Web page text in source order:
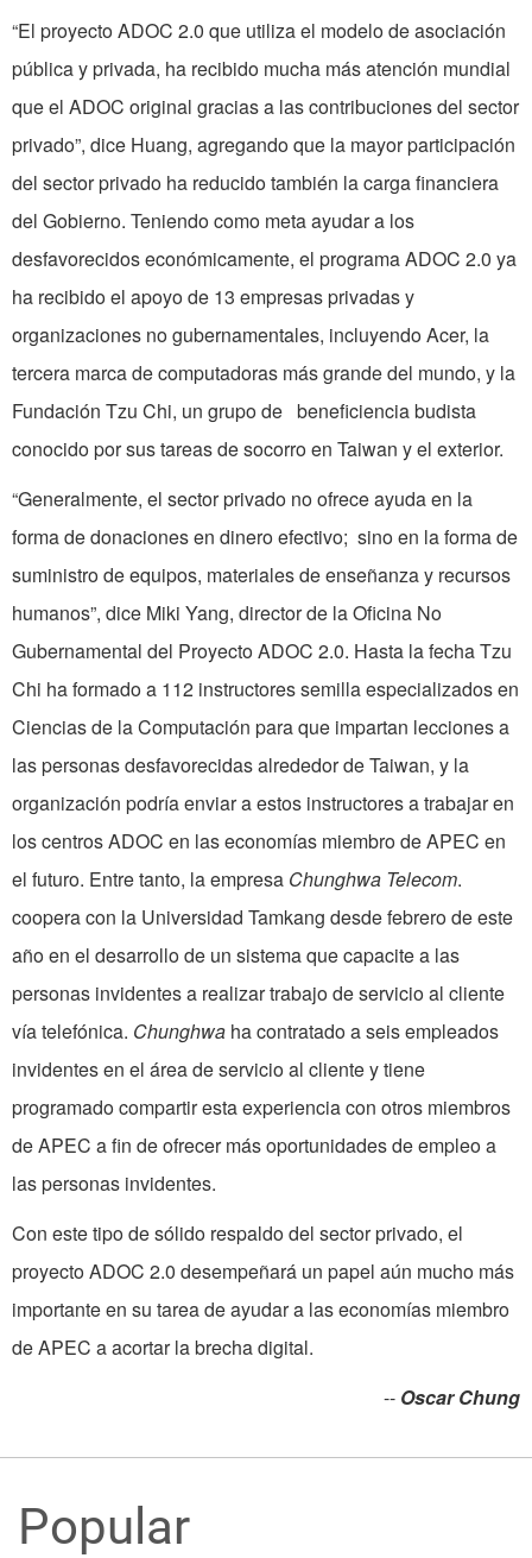
“El proyecto ADOC 2.0 que utiliza el modelo de asociación
pública y privada, ha recibido mucha más atención mundial
que el ADOC original gracias a las contribuciones del sector
privado”, dice Huang, agregando que la mayor participación
del sector privado ha reducido también la carga financiera
del Gobierno. Teniendo como meta ayudar a los
desfavorecidos económicamente, el programa ADOC 2.0 ya
ha recibido el apoyo de 13 empresas privadas y
organizaciones no gubernamentales, incluyendo Acer, la
tercera marca de computadoras más grande del mundo, y la
Fundación Tzu Chi, un grupo de beneficiencia budista
conocido por sus tareas de socorro en Taiwan y el exterior.
“Generalmente, el sector privado no ofrece ayuda en la
forma de donaciones en dinero efectivo; sino en la forma de
suministro de equipos, materiales de enseñanza y recursos
humanos”, dice Miki Yang, director de la Oficina No
Gubernamental del Proyecto ADOC 2.0. Hasta la fecha Tzu
Chi ha formado a 112 instructores semilla especializados en
Ciencias de la Computación para que impartan lecciones a
las personas desfavorecidas alrededor de Taiwan, y la
organización podría enviar a estos instructores a trabajar en
los centros ADOC en las economías miembro de APEC en
el futuro. Entre tanto, la empresa Chunghwa Telecom.
coopera con la Universidad Tamkang desde febrero de este
año en el desarrollo de un sistema que capacite a las
personas invidentes a realizar trabajo de servicio al cliente
vía telefónica. Chunghwa ha contratado a seis empleados
invidentes en el área de servicio al cliente y tiene
programado compartir esta experiencia con otros miembros
de APEC a fin de ofrecer más oportunidades de empleo a
las personas invidentes.
Con este tipo de sólido respaldo del sector privado, el
proyecto ADOC 2.0 desempeñará un papel aún mucho más
importante en su tarea de ayudar a las economías miembro
de APEC a acortar la brecha digital.
-- Oscar Chung
Popular